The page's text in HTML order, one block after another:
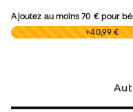
Ajoutez au moins70 €pour
0,00 € +40,99 €